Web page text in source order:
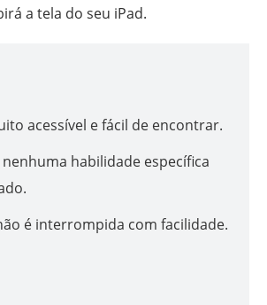
a tela do seu iPad.
acessível e fácil de encontrar.
habilidade específica
é interrompida com facilidade.